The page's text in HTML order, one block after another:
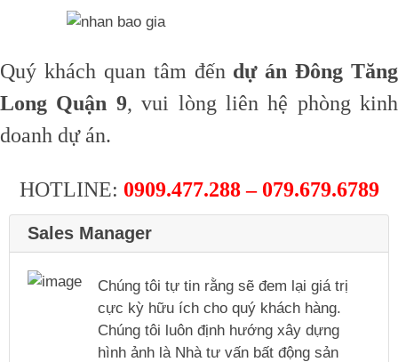
Quý khách quan tâm đến dự án Đông Tăng
Long Quận 9, vui lòng liên hệ phòng kinh
doanh dự án.
HOTLINE: 0909.477.288 – 079.679.6789
Sales Manager
Chúng tôi tự tin rằng sẽ đem lại giá trị
cực kỳ hữu ích cho quý khách hàng.
Chúng tôi luôn định hướng xây dựng
hình ảnh là Nhà tư vấn bất động sản